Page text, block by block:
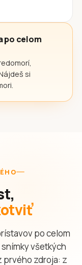
po celom
si
po celom
všetkých
prvého zdroja: z